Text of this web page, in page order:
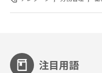
注目用語